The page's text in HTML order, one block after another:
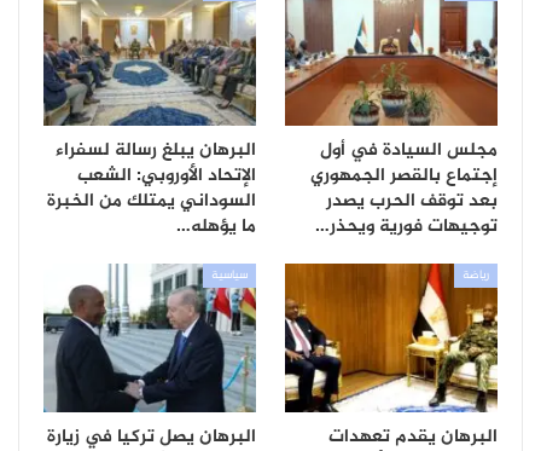
مجلس السيادة في أول
إجتماع بالقصر الجمهوري
بعد توقف الحرب يصدر
توجيهات فورية ويحذر…
البرهان يبلغ رسالة لسفراء
الإتحاد الأوروبي: الشعب
السوداني يمتلك من الخبرة
ما يؤهله…
رياضة
البرهان يقدم تعهدات
سياسية
البرهان يصل تركيا في زيارة